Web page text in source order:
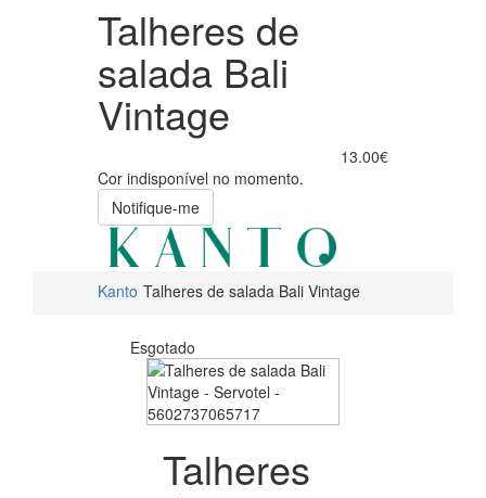
Talheres de
salada Bali
Vintage
13.00€
Cor indisponível no momento.
Notifique-me
Kanto Talheres de salada Bali Vintage
Esgotado
Talheres